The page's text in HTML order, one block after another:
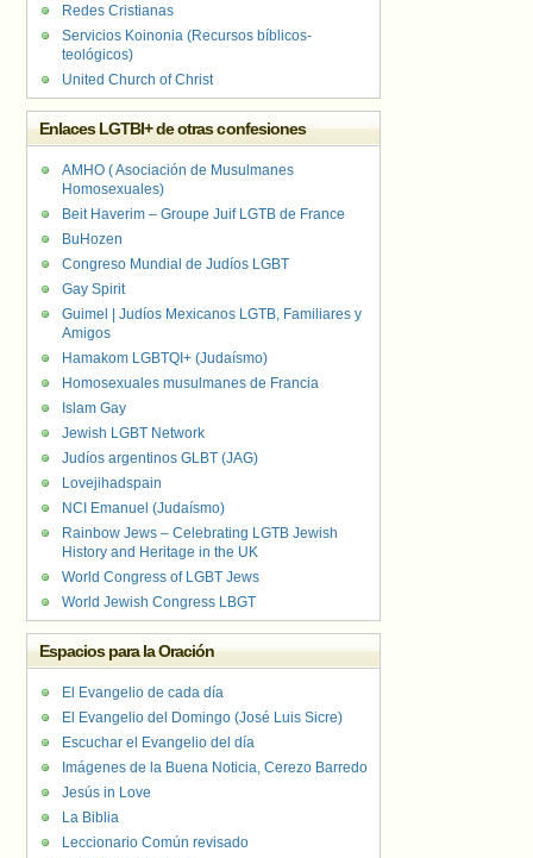
Redes Cristianas
Servicios Koinonia (Recursos bíblicos-
teológicos)
United Church of Christ
Enlaces LGTBI+ de otras confesiones
AMHO ( Asociación de Musulmanes
Homosexuales)
Beit Haverim – Groupe Juif LGTB de France
BuHozen
Congreso Mundial de Judíos LGBT
Gay Spirit
Guimel | Judíos Mexicanos LGTB, Familiares y
Amigos
Hamakom LGBTQI+ (Judaísmo)
Homosexuales musulmanes de Francia
Islam Gay
Jewish LGBT Network
Judíos argentinos GLBT (JAG)
Lovejihadspain
NCI Emanuel (Judaísmo)
Rainbow Jews – Celebrating LGTB Jewish
History and Heritage in the UK
World Congress of LGBT Jews
World Jewish Congress LBGT
Espacios para la Oración
El Evangelio de cada día
El Evangelio del Domingo (José Luis Sicre)
Escuchar el Evangelio del día
Imágenes de la Buena Noticia, Cerezo Barredo
Jesús in Love
La Biblia
Leccionario Común revisado